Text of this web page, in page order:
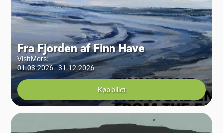
Fra Fjorden af Finn Have
VisitMors:
01.03.2026 - 31.12.2026
Køb billet